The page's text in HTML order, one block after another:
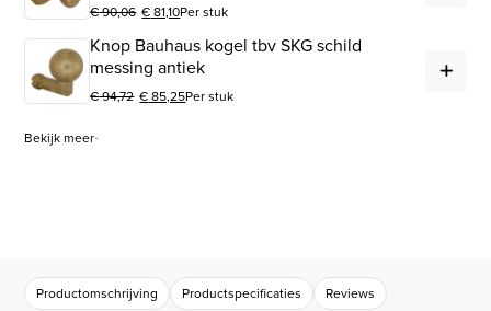
€90,06
Oorspronkelijke prijs was: € 90,06.
€81,10
Huidige prijs is: € 81,10.
Per stuk
Knop Bauhaus kogel tbv SKG schild
messing antiek
€94,72
Oorspronkelijke prijs was: € 94,72.
€85,25
Huidige prijs is: € 85,25.
Per stuk
Bekijk meer
Productomschrijving Productspecificaties Reviews